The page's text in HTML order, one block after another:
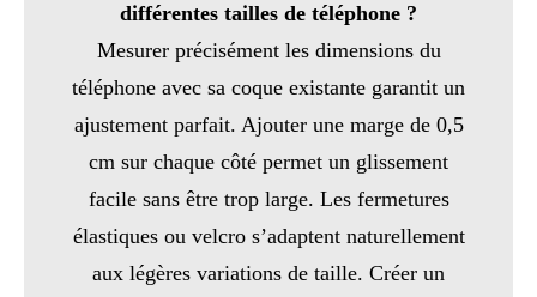
différentes tailles de téléphone ?
Mesurer précisément les dimensions du
téléphone avec sa coque existante garantit un
ajustement parfait. Ajouter une marge de 0,5
cm sur chaque côté permet un glissement
facile sans être trop large. Les fermetures
élastiques ou velcro s’adaptent naturellement
aux légères variations de taille. Créer un